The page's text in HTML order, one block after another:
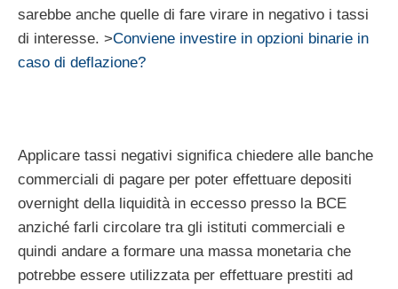
sarebbe anche quelle di fare virare in negativo i tassi
di interesse. >Conviene investire in opzioni binarie in
caso di deflazione?
Applicare tassi negativi significa chiedere alle banche
commerciali di pagare per poter effettuare depositi
overnight della liquidità in eccesso presso la BCE
anziché farli circolare tra gli istituti commerciali e
quindi andare a formare una massa monetaria che
potrebbe essere utilizzata per effettuare prestiti ad